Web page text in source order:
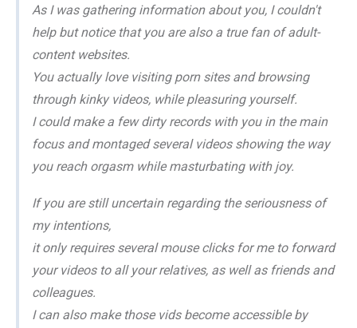
As I was gathering information about you, I couldn't
help but notice that you are also a true fan of adult-
content websites.
You actually love visiting porn sites and browsing
through kinky videos, while pleasuring yourself.
I could make a few dirty records with you in the main
focus and montaged several videos showing the way
you reach orgasm while masturbating with joy.
If you are still uncertain regarding the seriousness of
my intentions,
it only requires several mouse clicks for me to forward
your videos to all your relatives, as well as friends and
colleagues.
I can also make those vids become accessible by